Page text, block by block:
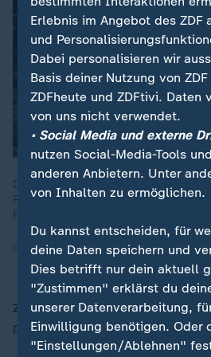
Die kürzlich freigelassenen Geiseln
Rückgabe der verbliebenen Leichen
Fünf Geisel-Leichen sollen sich
09.11.2025 | 0:18 min
ZDFheute:Wie haben Sie die
palästinensischen Kolleginnen
Erlebnis im Angebot des ZDF
und
Dabei personalisieren wir
Basis deiner Nutzung von
ZDFheute und ZDFtivi. Daten
von uns nicht verwendet.
• Social Media und externe
nutzen Social-Media-Tools
anderen Anbietern. Unter
von Inhalten zu ermöglichen.
Du kannst entscheiden, für
deine Daten speichern und
Dies betrifft nur dein aktuell
"Zustimmen" erklärst du
unserer Datenverarbeitung,
Einwilligung benötigen. Oder
"Einstellungen/Ablehnen"